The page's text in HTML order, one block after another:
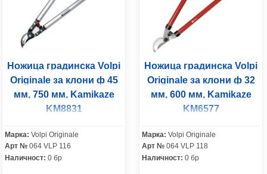
Ножица градинска Volpi
Originale за клони ф 45
мм, 750 мм, Kamikaze
KM8831
Марка: Volpi Originale
Арт № 064 VLP 116
Наличност: 0 бр
Ножица градинска Volpi
Originale за клони ф 32
мм, 600 мм, Kamikaze
KM6577
Марка: Volpi Originale
Арт № 064 VLP 118
Наличност: 0 бр